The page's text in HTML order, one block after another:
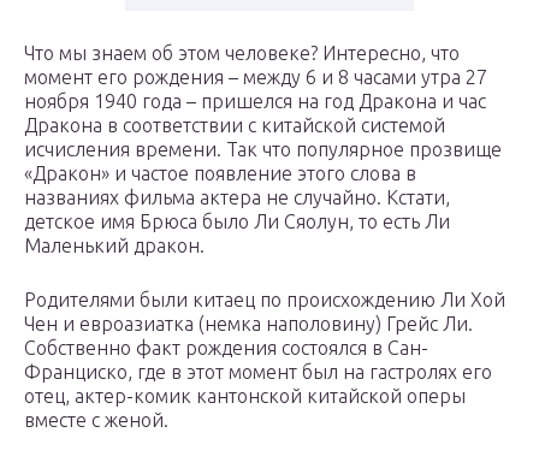
Что мы знаем об этом человеке? Интересно, что
момент его рождения – между 6 и 8 часами утра 27
ноября 1940 года – пришелся на год Дракона и час
Дракона в соответствии с китайской системой
исчисления времени. Так что популярное прозвище
«Дракон» и частое появление этого слова в
названиях фильма актера не случайно. Кстати,
детское имя Брюса было Ли Сяолун, то есть Ли
Маленький дракон.
Родителями были китаец по происхождению Ли Хой
Чен и евроазиатка (немка наполовину) Грейс Ли.
Собственно факт рождения состоялся в Сан-
Франциско, где в этот момент был на гастролях его
отец, актер-комик кантонской китайской оперы
вместе с женой.